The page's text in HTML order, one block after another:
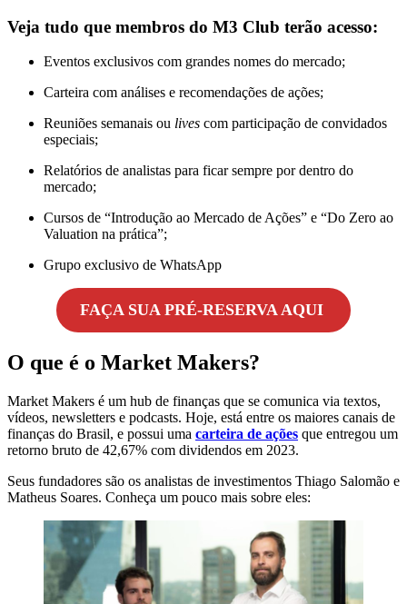
Veja tudo que membros do M3 Club terão acesso:
Eventos exclusivos com grandes nomes do mercado;
Carteira com análises e recomendações de ações;
Reuniões semanais ou lives com participação de convidados
especiais;
Relatórios de analistas para ficar sempre por dentro do
mercado;
Cursos de “Introdução ao Mercado de Ações” e “Do Zero ao
Valuation na prática”;
Grupo exclusivo de WhatsApp
FAÇA SUA PRÉ-RESERVA AQUI
O que é o Market Makers?
Market Makers é um hub de finanças que se comunica via textos,
vídeos, newsletters e podcasts. Hoje, está entre os maiores canais de
finanças do Brasil, e possui uma carteira de ações que entregou um
retorno bruto de 42,67% com dividendos em 2023.
Seus fundadores são os analistas de investimentos Thiago Salomão e
Matheus Soares. Conheça um pouco mais sobre eles: